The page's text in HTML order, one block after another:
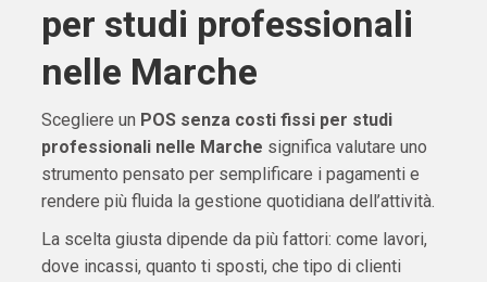
per studi professionali
nelle Marche
Scegliere un POS senza costi fissi per studi
professionali nelle Marche significa valutare uno
strumento pensato per semplificare i pagamenti e
rendere più fluida la gestione quotidiana dell’attività.
La scelta giusta dipende da più fattori: come lavori,
dove incassi, quanto ti sposti, che tipo di clienti